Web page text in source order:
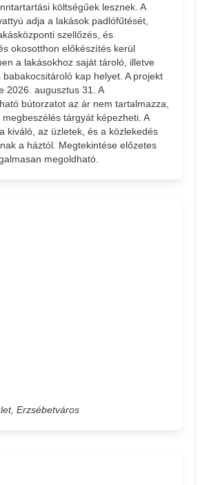
költségűek lesznek. A
adja a lakások padlófűtését,
szellőzés, és
okosotthon előkészítés kerül
a lakásokhoz saját tároló, illetve
kap helyet. A projekt
2026. augusztus 31. A
bútorzatot az ár nem tartalmazza,
tárgyát képezheti. A
kiváló, az üzletek, és a közlekedés
a háztól. Megtekintése előzetes
megoldható.
Erzsébetváros